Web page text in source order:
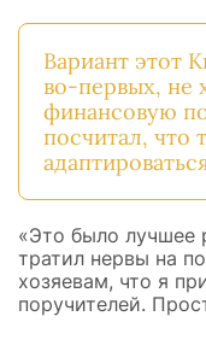
Вариант этот
во-первых, не
финансовую
посчитал, что
«Это было лучшее
тратил нервы на
хозяевам, что я
поручителей.